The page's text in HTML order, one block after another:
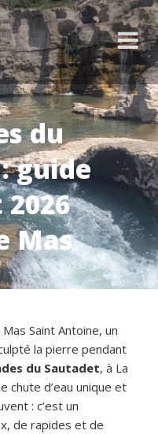
du
guide
Mas
Saint Antoine, un
la pierre pendant
du Sautadet, à La
chute d’eau unique et
: c’est un
de rapides et de